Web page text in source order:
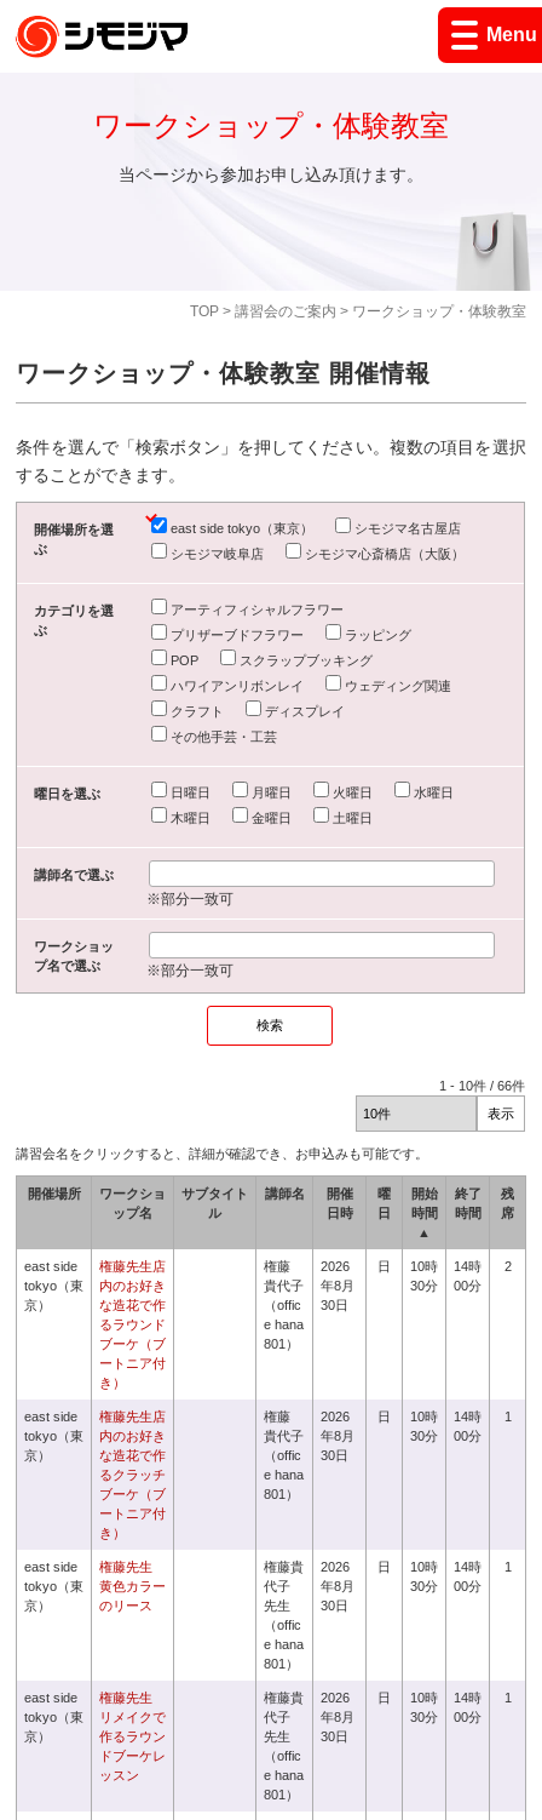
Menu
TOP> 講習会のご案内 > ワークショップ・体験教室
ワークショップ・体験教室
当ページから参加お申し込み頂けます。
ワークショップ・体験教室 開催情報
条件を選んで「検索ボタン」を押してください。複数の項目を選択
することができます。
開催場所を選
ぶ
east side tokyo（東京）
シモジマ名古屋店
シモジマ岐阜店
シモジマ心斎橋店（大阪）
カテゴリを選
ぶ
アーティフィシャルフラワー
プリザーブドフラワー
ラッピング
POP
スクラップブッキング
ハワイアンリボンレイ
ウェディング関連
クラフト
ディスプレイ
その他手芸・工芸
曜日を選ぶ 日曜日 月曜日 火曜日
水曜日
木曜日
金曜日 土曜日
講師名で選ぶ
※部分一致可
ワークショッ
プ名で選ぶ
※部分一致可
1 - 10件 /66件
講習会名をクリックすると、詳細が確認でき、お申込みも可能です。
開催場所
ワークショ
ップ名
サブタイト
ル
講師名
開催
日時
曜
日
開始
時間
▲
終了
時間
残
席
east side
tokyo（東
京）
権藤先生店
内のお好き
な造花で作
るラウンド
ブーケ（ブ
ートニア付
き）
権藤
貴代子
（offic
e hana
801）
2026
年8月
30日
日
10時
30分
14時
00分
2
east side
tokyo（東
京）
権藤先生店
内のお好き
な造花で作
るクラッチ
ブーケ（ブ
ートニア付
き）
権藤
貴代子
（offic
e hana
801）
2026
年8月
30日
日
10時
30分
14時
00分
1
east side
tokyo（東
京）
権藤先生
黄色カラー
のリース
権藤貴
代子
先生
（offic
e hana
801）
2026
年8月
30日
日
10時
30分
14時
00分
1
east side
tokyo（東
京）
権藤先生
リメイクで
作るラウン
ドブーケレ
ッスン
権藤貴
代子
先生
（offic
e hana
801）
2026
年8月
30日
日
10時
30分
14時
00分
1